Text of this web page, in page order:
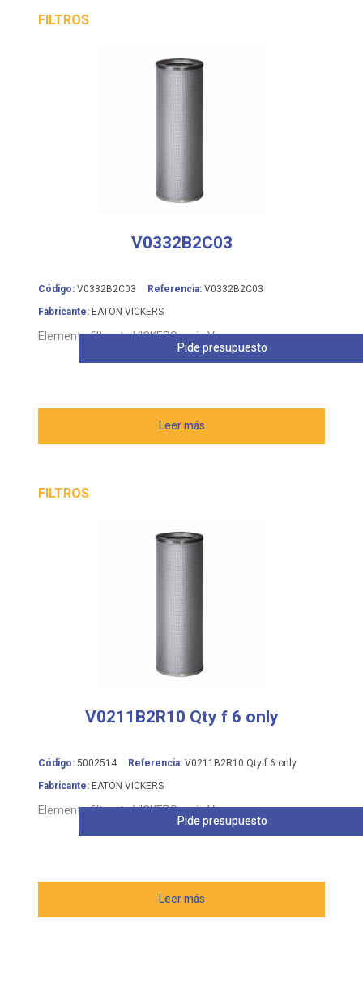
FILTROS
V0332B2C03
Código: V0332B2C03 Referencia: V0332B2C03
Fabricante: EATON VICKERS
Elemento filtrante VICKERS serie V
Leer más
Pide presupuesto
FILTROS
V0211B2R10 Qty f 6 only
Código: 5002514 Referencia: V0211B2R10 Qty f 6 only
Fabricante: EATON VICKERS
Elemento filtrante VICKERS serie V
Leer más
Pide presupuesto